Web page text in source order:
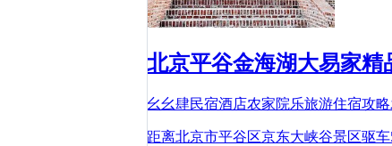
北京平谷金海湖大易家
幺幺肆民宿酒店农家院乐旅游住宿攻略
距离北京市平谷区京东大峡谷景区驱